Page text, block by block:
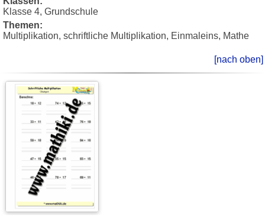
Klasse 4, Grundschule
Themen:
Multiplikation, schriftliche Multiplikation, Einmaleins, Mathe
[nach oben]